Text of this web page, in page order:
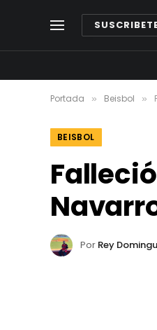
Portada » Beisbol »
BEISBOL
Por Rey